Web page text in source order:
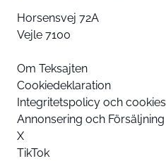
Horsensvej 72A
Vejle 7100
Om Teksajten
Cookiedeklaration
Integritetspolicy och cookies
Annonsering och Försäljning
X
TikTok